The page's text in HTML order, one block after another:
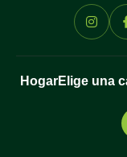
HogarElige una